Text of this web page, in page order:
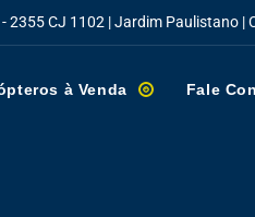
2355 CJ 1102 | Jardim Paulistano |
à Venda Fale